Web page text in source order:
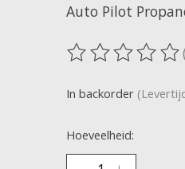
Auto Pilot
De beoordeling
In backorder
Hoeveelheid: